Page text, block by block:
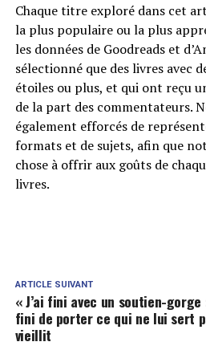
Chaque titre exploré dans cet
la plus populaire ou la plus
les données de Goodreads et
sélectionné que des livres avec
étoiles ou plus, et qui ont reçu
de la part des commentateurs.
également efforcés de
formats et de sujets, afin que
chose à offrir aux goûts de
livres.
ARTICLE SUIVANT
« J’ai fini avec un soutien-
fini de porter ce qui ne lui sert
vieillit